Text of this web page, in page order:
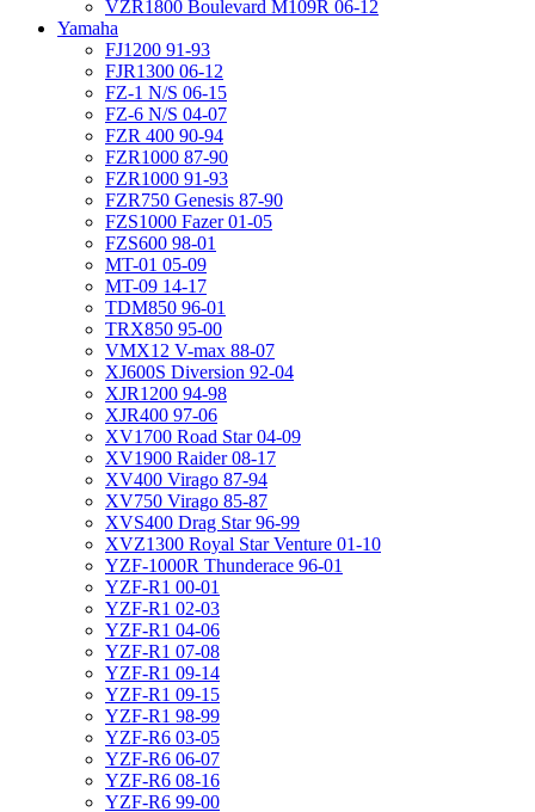
VZR1800 Boulevard M109R 06-12
Yamaha
FJ1200 91-93
FJR1300 06-12
FZ-1 N/S 06-15
FZ-6 N/S 04-07
FZR 400 90-94
FZR1000 87-90
FZR1000 91-93
FZR750 Genesis 87-90
FZS1000 Fazer 01-05
FZS600 98-01
MT-01 05-09
MT-09 14-17
TDM850 96-01
TRX850 95-00
VMX12 V-max 88-07
XJ600S Diversion 92-04
XJR1200 94-98
XJR400 97-06
XV1700 Road Star 04-09
XV1900 Raider 08-17
XV400 Virago 87-94
XV750 Virago 85-87
XVS400 Drag Star 96-99
XVZ1300 Royal Star Venture 01-10
YZF-1000R Thunderace 96-01
YZF-R1 00-01
YZF-R1 02-03
YZF-R1 04-06
YZF-R1 07-08
YZF-R1 09-14
YZF-R1 09-15
YZF-R1 98-99
YZF-R6 03-05
YZF-R6 06-07
YZF-R6 08-16
YZF-R6 99-00